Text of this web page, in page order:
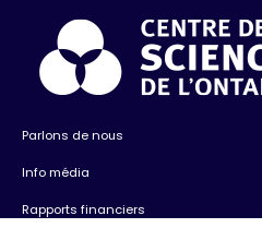
Parlons de nous
Info média
Rapports financiers